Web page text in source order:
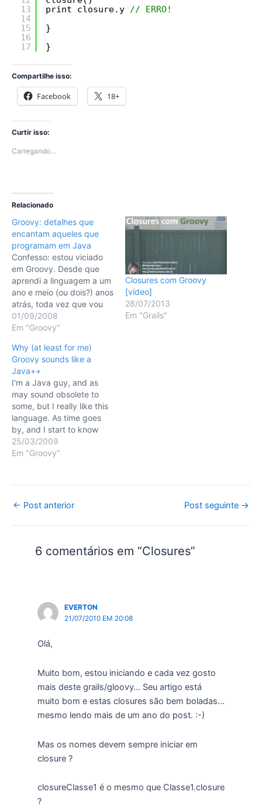
13
14
15
16
17
print closure.y
// ERRO!
}
}
Compartilhe isso:
Facebook 18+
Curtir isso:
Carregando...
Relacionado
Groovy: detalhes que
encantam aqueles que
programam em Java
Confesso: estou viciado
em Groovy. Desde que
aprendi a linguagem a um
ano e meio (ou dois?) anos
atrás, toda vez que vou
programar em Java sinto
falta de algum detalhe da
mesma. Aqui pretendo
expor alguns detes
pequenos detalhes que,
embora não essenciais,
são extremamente…
01/09/2008
Em "Groovy"
Closures com Groovy
[vídeo]
28/07/2013
Em "Grails"
Why (at least for me)
Groovy sounds like a
Java++
I'm a Java guy, and as
may sound obsolete to
some, but I really like this
language. As time goes
by, and I start to know
better another languages
like Groovy or Ruby, I
revamped the language,
that's sure,…
25/03/2009
Em "Groovy"
Post
← Post anterior Post seguinte →
6 comentários em “Closures”
EVERTON
21/07/2010 EM 20:08
Olá,
Muito bom, estou iniciando e cada vez gosto
mais deste grails/gloovy… Seu artigo está
muito bom e estas closures são bem boladas…
mesmo lendo mais de um ano do post. :-)
Mas os nomes devem sempre iniciar em
closure ?
closureClasse1 é o mesmo que Classe1.closure
?